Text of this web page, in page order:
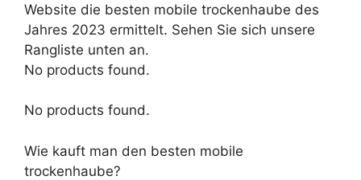
Website die besten mobile trockenhaube des
Jahres 2023 ermittelt. Sehen Sie sich unsere
Rangliste unten an.
No products found.
No products found.
Wie kauft man den besten mobile
trockenhaube?